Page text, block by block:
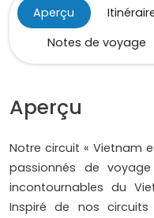
Aperçu
Notes de voyage
Aperçu
Notre circuit « Vietnam
passionnés de
incontournables du
Inspiré de nos